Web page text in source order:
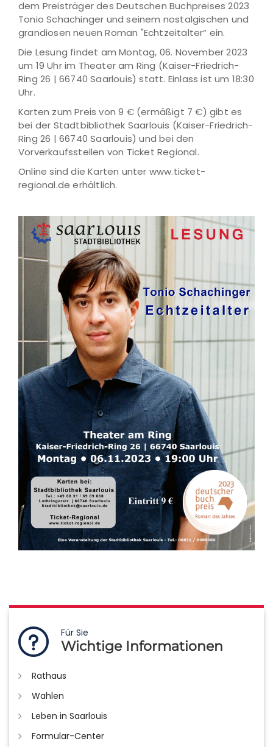
dem Preisträger des Deutschen Buchpreises 2023
Tonio Schachinger und seinem nostalgischen und
grandiosen neuen Roman "Echtzeitalter“ ein.
Die Lesung findet am Montag, 06. November 2023
um 19 Uhr im Theater am Ring (Kaiser-Friedrich-
Ring 26 | 66740 Saarlouis) statt. Einlass ist um 18:30
Uhr.
Karten zum Preis von 9 € (ermäßigt 7 €) gibt es
bei der Stadtbibliothek Saarlouis (Kaiser-Friedrich-
Ring 26 | 66740 Saarlouis) und bei den
Vorverkaufsstellen von Ticket Regional.
Online sind die Karten unter www.ticket-
regional.de erhältlich.
Für Sie
Wichtige Informationen
Rathaus
Wahlen
Leben in Saarlouis
Formular-Center